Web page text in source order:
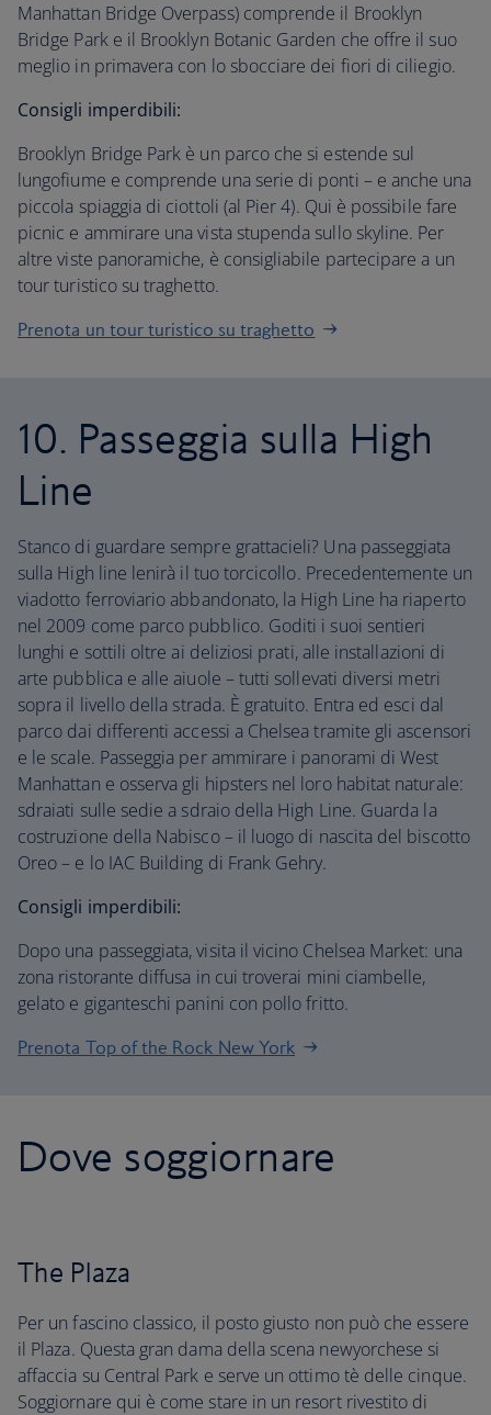
Manhattan Bridge Overpass) comprende il Brooklyn
Bridge Park e il Brooklyn Botanic Garden che offre il suo
meglio in primavera con lo sbocciare dei fiori di ciliegio.
Consigli imperdibili:
Brooklyn Bridge Park è un parco che si estende sul
lungofiume e comprende una serie di ponti – e anche una
piccola spiaggia di ciottoli (al Pier 4). Qui è possibile fare
picnic e ammirare una vista stupenda sullo skyline. Per
altre viste panoramiche, è consigliabile partecipare a un
tour turistico su traghetto.
Prenota un tour turistico su traghetto
10. Passeggia sulla High
Line
Stanco di guardare sempre grattacieli? Una passeggiata
sulla High line lenirà il tuo torcicollo. Precedentemente un
viadotto ferroviario abbandonato, la High Line ha riaperto
nel 2009 come parco pubblico. Goditi i suoi sentieri
lunghi e sottili oltre ai deliziosi prati, alle installazioni di
arte pubblica e alle aiuole – tutti sollevati diversi metri
sopra il livello della strada. È gratuito. Entra ed esci dal
parco dai differenti accessi a Chelsea tramite gli ascensori
e le scale. Passeggia per ammirare i panorami di West
Manhattan e osserva gli hipsters nel loro habitat naturale:
sdraiati sulle sedie a sdraio della High Line. Guarda la
costruzione della Nabisco – il luogo di nascita del biscotto
Oreo – e lo IAC Building di Frank Gehry.
Consigli imperdibili:
Dopo una passeggiata, visita il vicino Chelsea Market: una
zona ristorante diffusa in cui troverai mini ciambelle,
gelato e giganteschi panini con pollo fritto.
Prenota Top of the Rock New York
Dove soggiornare
The Plaza
Per un fascino classico, il posto giusto non può che essere
il Plaza. Questa gran dama della scena newyorchese si
affaccia su Central Park e serve un ottimo tè delle cinque.
Soggiornare qui è come stare in un resort rivestito di